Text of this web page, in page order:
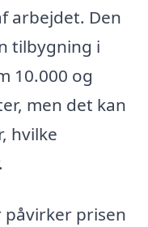
arbejdet. Den
tilbygning i
10.000 og
men det kan
hvilke
påvirker prisen